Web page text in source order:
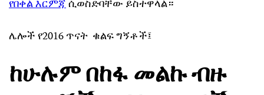
የበቀል እርምጃሲወስድባቸው ይስተዋላል።
ሌሎች የ2016 ጥናት ቁልፍ ግኝቶች፤
ከሁሉም በከፋ መልኩ ብዙ